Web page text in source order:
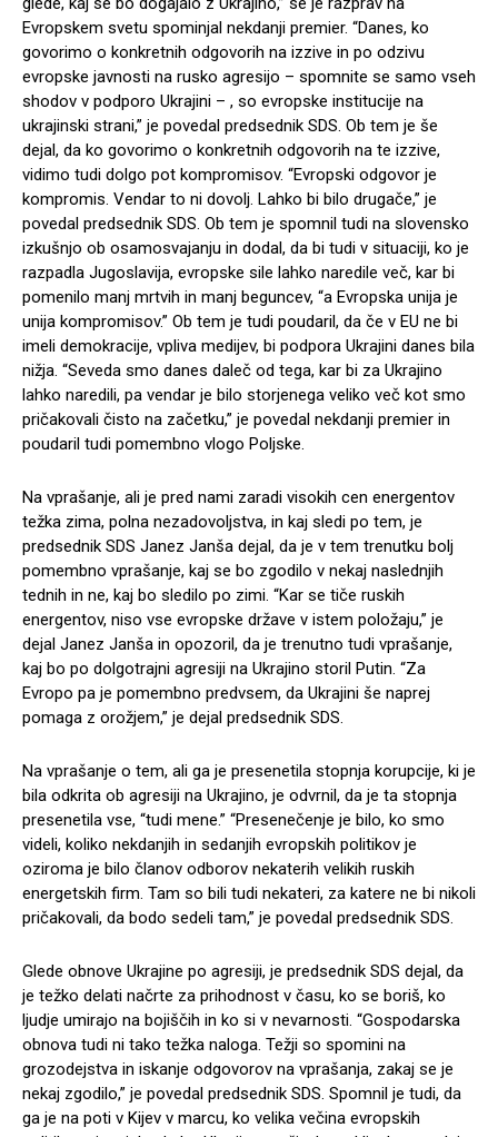
Evropskem svetu spominjal nekdanji premier. “Danes, ko
govorimo o konkretnih odgovorih na izzive in po odzivu
evropske javnosti na rusko agresijo – spomnite se samo vseh
shodov v podporo Ukrajini – , so evropske institucije na
ukrajinski strani,” je povedal predsednik SDS. Ob tem je še
dejal, da ko govorimo o konkretnih odgovorih na te izzive,
vidimo tudi dolgo pot kompromisov. “Evropski odgovor je
kompromis. Vendar to ni dovolj. Lahko bi bilo drugače,” je
povedal predsednik SDS. Ob tem je spomnil tudi na slovensko
izkušnjo ob osamosvajanju in dodal, da bi tudi v situaciji, ko je
razpadla Jugoslavija, evropske sile lahko naredile več, kar bi
pomenilo manj mrtvih in manj beguncev, “a Evropska unija je
unija kompromisov.” Ob tem je tudi poudaril, da če v EU ne bi
imeli demokracije, vpliva medijev, bi podpora Ukrajini danes bila
nižja. “Seveda smo danes daleč od tega, kar bi za Ukrajino
lahko naredili, pa vendar je bilo storjenega veliko več kot smo
pričakovali čisto na začetku,” je povedal nekdanji premier in
poudaril tudi pomembno vlogo Poljske.
Na vprašanje, ali je pred nami zaradi visokih cen energentov
težka zima, polna nezadovoljstva, in kaj sledi po tem, je
predsednik SDS Janez Janša dejal, da je v tem trenutku bolj
pomembno vprašanje, kaj se bo zgodilo v nekaj naslednjih
tednih in ne, kaj bo sledilo po zimi. “Kar se tiče ruskih
energentov, niso vse evropske države v istem položaju,” je
dejal Janez Janša in opozoril, da je trenutno tudi vprašanje,
kaj bo po dolgotrajni agresiji na Ukrajino storil Putin. “Za
Evropo pa je pomembno predvsem, da Ukrajini še naprej
pomaga z orožjem,” je dejal predsednik SDS.
Na vprašanje o tem, ali ga je presenetila stopnja korupcije, ki je
bila odkrita ob agresiji na Ukrajino, je odvrnil, da je ta stopnja
presenetila vse, “tudi mene.” “Presenečenje je bilo, ko smo
videli, koliko nekdanjih in sedanjih evropskih politikov je
oziroma je bilo članov odborov nekaterih velikih ruskih
energetskih firm. Tam so bili tudi nekateri, za katere ne bi nikoli
pričakovali, da bodo sedeli tam,” je povedal predsednik SDS.
Glede obnove Ukrajine po agresiji, je predsednik SDS dejal, da
je težko delati načrte za prihodnost v času, ko se boriš, ko
ljudje umirajo na bojiščih in ko si v nevarnosti. “Gospodarska
obnova tudi ni tako težka naloga. Težji so spomini na
grozodejstva in iskanje odgovorov na vprašanja, zakaj se je
nekaj zgodilo,” je povedal predsednik SDS. Spomnil je tudi, da
ga je na poti v Kijev v marcu, ko velika večina evropskih